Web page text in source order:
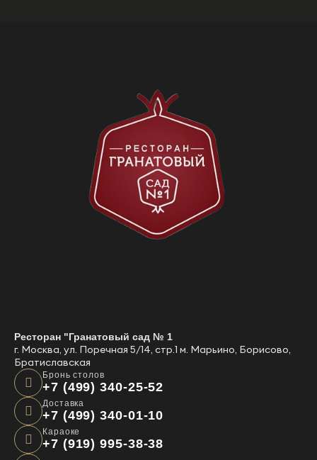
Ресторан "Гранатовый сад № 1
г. Москва, ул. Поречная 5/14, стр.1 м. Марьино, Борисово,
Братиславская
Бронь столов
+7 (499) 340-25-52
Доставка
+7 (499) 340-01-10
Караоке
+7 (919) 995-38-38